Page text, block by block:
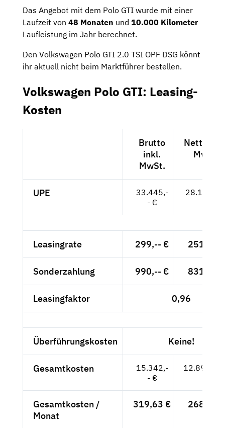
Das Angebot mit dem Polo GTI wurde mit einer
Laufzeit von 48 Monaten und 10.000 Kilometer
Laufleistung im Jahr berechnet.
Den Volkswagen Polo GTI 2.0 TSI OPF DSG könnt
ihr aktuell nicht beim Marktführer bestellen.
Volkswagen Polo GTI: Leasing-
Kosten
Brutto
inkl.
MwSt.
Netto
MwSt.
UPE
33.445,-
- €
28.105,--
Leasingrate 299,-- € 251,26 €
Sonderzahlung 990,-- € 831,93 €
Leasingfaktor 0,96
Überführungskosten Keine!
Gesamtkosten
15.342,-
- €
12.892,44
Gesamtkosten /
Monat
319,63 € 268,59 €